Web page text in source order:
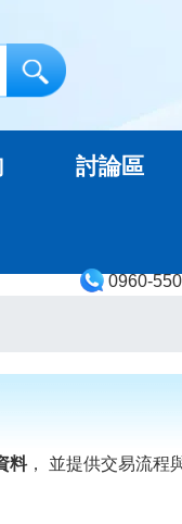
0960-
討論區
料， 並提供交易流程